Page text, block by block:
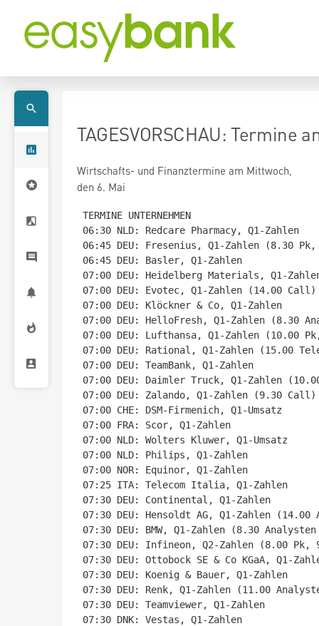
TAGESVORSCHAU: Termine
Wirtschafts- und Finanztermine am Mittwoch,
den 6. Mai
TERMINE UNTERNEHMEN
06:30 NLD: Redcare Pharmacy, Q1-Zahlen
06:45 DEU: Fresenius, Q1-Zahlen (8.30
06:45 DEU: Basler, Q1-Zahlen
07:00 DEU: Heidelberg Materials, Q1-
07:00 DEU: Evotec, Q1-Zahlen (14.00 Call)
07:00 DEU: Klöckner & Co, Q1-Zahlen
07:00 DEU: HelloFresh, Q1-Zahlen (8.30
07:00 DEU: Lufthansa, Q1-Zahlen (10.00
07:00 DEU: Rational, Q1-Zahlen (15.00
07:00 DEU: TeamBank, Q1-Zahlen
07:00 DEU: Daimler Truck, Q1-Zahlen
07:00 DEU: Zalando, Q1-Zahlen (9.30 Call)
07:00 CHE: DSM-Firmenich, Q1-Umsatz
07:00 FRA: Scor, Q1-Zahlen
07:00 NLD: Wolters Kluwer, Q1-Umsatz
07:00 NLD: Philips, Q1-Zahlen
07:00 NOR: Equinor, Q1-Zahlen
07:25 ITA: Telecom Italia, Q1-Zahlen
07:30 DEU: Continental, Q1-Zahlen
07:30 DEU: Hensoldt AG, Q1-Zahlen (14.00
07:30 DEU: BMW, Q1-Zahlen (8.30
07:30 DEU: Infineon, Q2-Zahlen (8.00 Pk,
07:30 DEU: Ottobock SE & Co KGaA, Q1-
07:30 DEU: Koenig & Bauer, Q1-Zahlen
07:30 DEU: Renk, Q1-Zahlen (11.00
07:30 DEU: Teamviewer, Q1-Zahlen
07:30 DNK: Vestas, Q1-Zahlen